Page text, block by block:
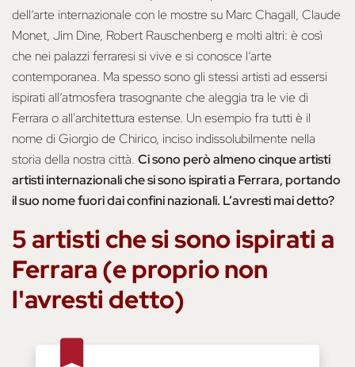
dell’arte internazionale con le mostre su Marc Chagall, Claude
Monet, Jim Dine, Robert Rauschenberg e molti altri: è così
che nei palazzi ferraresi si vive e si conosce l’arte
contemporanea. Ma spesso sono gli stessi artisti ad essersi
ispirati all’atmosfera trasognante che aleggia tra le vie di
Ferrara o all'architettura estense. Un esempio fra tutti è il
nome di Giorgio de Chirico, inciso indissolubilmente nella
storia della nostra città. Ci sono però almeno cinque artisti
artisti internazionali che si sono ispirati a Ferrara, portando
il suo nome fuori dai confini nazionali. L’avresti mai detto?
5 artisti che si sono ispirati a
Ferrara (e proprio non
l'avresti detto)